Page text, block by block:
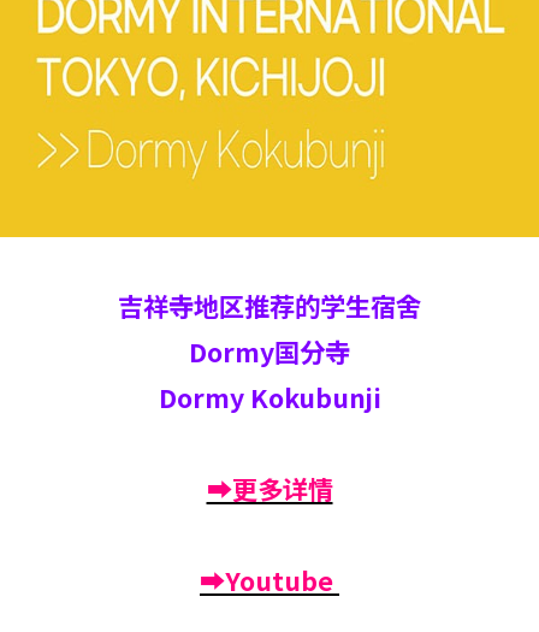
吉祥寺地区推荐的学生宿舍
Dormy国分寺
Dormy Kokubunji
➡更多详情
➡Youtube